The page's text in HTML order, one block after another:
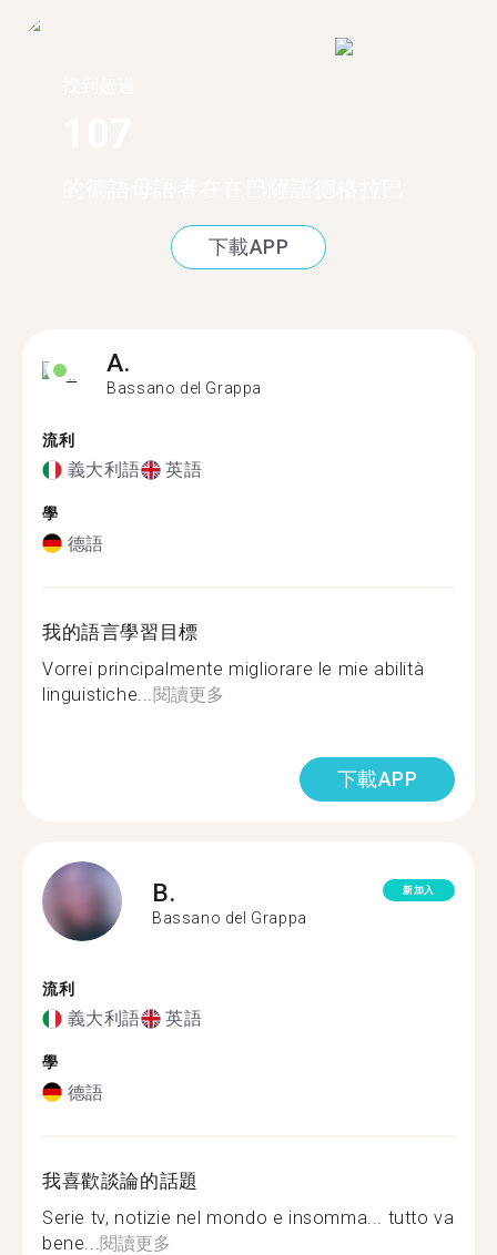
下載APP
A.
Bassano del Grappa
流利
義大利語 英語
學
德語
我的語言學習目標
Vorrei principalmente migliorare le mie abilità
linguistiche... 閱讀更多
下載APP
B.
Bassano del Grappa
新加入
流利
義大利語 英語
學
德語
我喜歡談論的話題
Serie tv, notizie nel mondo e insomma... tutto va
bene... 閱讀更多